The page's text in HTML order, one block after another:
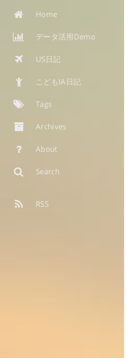
Home
データ活用Demo
US日記
こどもIA日記
Tags
Archives
About
Search
RSS